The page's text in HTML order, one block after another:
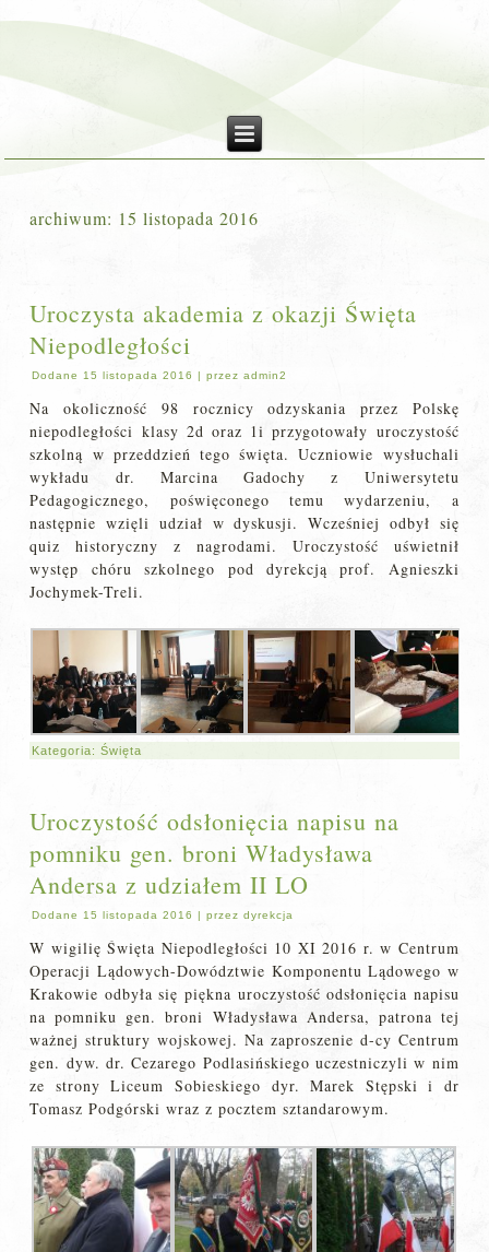
archiwum: 15 listopada 2016
Uroczysta akademia z okazji Święta
Niepodległości
Dodane 15 listopada 2016 |przez admin2
Na okoliczność 98 rocznicy odzyskania przez Polskę
niepodległości klasy 2d oraz 1i przygotowały uroczystość
szkolną w przeddzień tego święta. Uczniowie wysłuchali
wykładu dr. Marcina Gadochy z Uniwersytetu
Pedagogicznego, poświęconego temu wydarzeniu, a
następnie wzięli udział w dyskusji. Wcześniej odbył się
quiz historyczny z nagrodami. Uroczystość uświetnił
występ chóru szkolnego pod dyrekcją prof. Agnieszki
Jochymek-Treli.
Kategoria:Święta
Uroczystość odsłonięcia napisu na
pomniku gen. broni Władysława
Andersa z udziałem II LO
Dodane 15 listopada 2016 |przez dyrekcja
W wigilię Święta Niepodległości 10 XI 2016 r. w Centrum
Operacji Lądowych-Dowództwie Komponentu Lądowego w
Krakowie odbyła się piękna uroczystość odsłonięcia napisu
na pomniku gen. broni Władysława Andersa, patrona tej
ważnej struktury wojskowej. Na zaproszenie d-cy Centrum
gen. dyw. dr. Cezarego Podlasińskiego uczestniczyli w nim
ze strony Liceum Sobieskiego dyr. Marek Stępski i dr
Tomasz Podgórski wraz z pocztem sztandarowym.